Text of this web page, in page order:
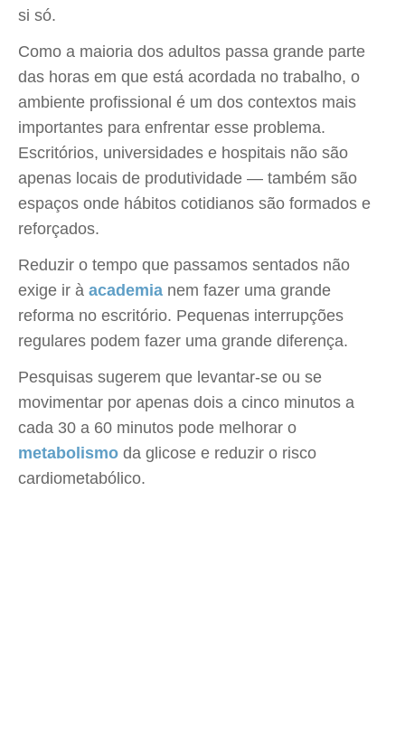
si só.
Como a maioria dos adultos passa grande parte
das horas em que está acordada no trabalho, o
ambiente profissional é um dos contextos mais
importantes para enfrentar esse problema.
Escritórios, universidades e hospitais não são
apenas locais de produtividade — também são
espaços onde hábitos cotidianos são formados e
reforçados.
Reduzir o tempo que passamos sentados não
exige ir à academia nem fazer uma grande
reforma no escritório. Pequenas interrupções
regulares podem fazer uma grande diferença.
Pesquisas sugerem que levantar-se ou se
movimentar por apenas dois a cinco minutos a
cada 30 a 60 minutos pode melhorar o
metabolismo da glicose e reduzir o risco
cardiometabólico.